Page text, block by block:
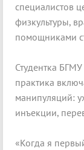
специалистов
физкультуры,
помощниками
Студентка
практика
манипуляций:
инъекции,
«Когда я